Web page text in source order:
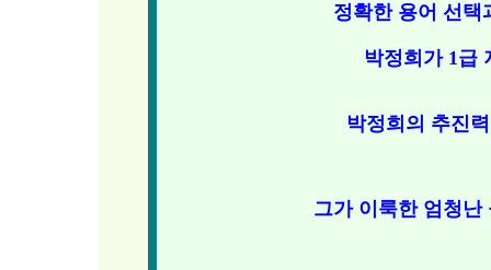
정확한 용어 선택
박정희가 1급
박정희의 추진
그가 이룩한 엄청난